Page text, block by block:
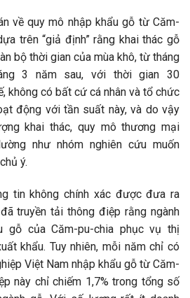
về quy mô nhập khẩu gỗ từ Căm-
trên “giả định” rằng khai thác gỗ
bộ thời gian của mùa khô, từ tháng
3 năm sau, với thời gian 30
không có bất cứ cá nhân và tổ chức
động với tần suất này, và do vậy
khai thác, quy mô thương mại
như nhóm nghiên cứu muốn
ý.
tin không chính xác được đưa ra
truyền tải thông điệp rằng ngành
gỗ của Căm-pu-chia phục vụ thị
khẩu. Tuy nhiên, mỗi năm chỉ có
Việt Nam nhập khẩu gỗ từ Căm-
này chỉ chiếm 1,7% trong tổng số